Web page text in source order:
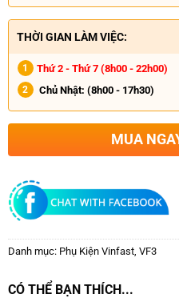
THỜI GIAN LÀM VIỆC:
Thứ 2 - Thứ 7 (8h00 - 22h00)
Chủ Nhật: (8h00 - 17h30)
MUA
Danh mục: Phụ Kiện Vinfast, VF3
CÓ THỂ BẠN THÍCH...